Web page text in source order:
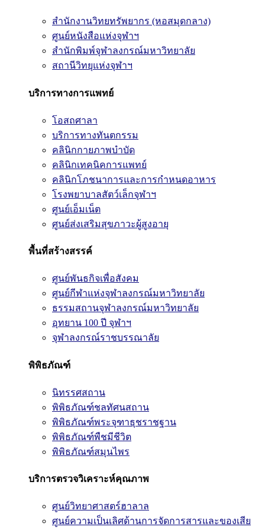
สำนักงานวิทยทรัพยากร (หอสมุดกลาง)
ศูนย์หนังสือแห่งจุฬาฯ
สำนักพิมพ์จุฬาลงกรณ์มหาวิทยาลัย
สถานีวิทยุแห่งจุฬาฯ
บริการทางการแพทย์
โอสถศาลา
บริการทางทันตกรรม
คลินิกกายภาพบำบัด
คลินิกเทคนิคการแพทย์
คลินิกโภชนาการและการกำหนดอาหาร
โรงพยาบาลสัตว์เล็กจุฬาฯ
ศูนย์เอ็มเน็ต
ศูนย์ส่งเสริมสุขภาวะผู้สูงอายุ
พื้นที่สร้างสรรค์
ศูนย์พันธกิจเพื่อสังคม
ศูนย์กีฬาแห่งจุฬาลงกรณ์มหาวิทยาลัย
ธรรมสถานจุฬาลงกรณ์มหาวิทยาลัย
อุทยาน 100 ปี จุฬาฯ
จุฬาลงกรณ์ราชบรรณาลัย
พิพิธภัณฑ์
นิทรรศสถาน
พิพิธภัณฑ์ชลทัศนสถาน
พิพิธภัณฑ์พระจุฑาธุชราชฐาน
พิพิธภัณฑ์พืชมีชีวิต
พิพิธภัณฑ์สมุนไพร
บริการตรวจวิเคราะห์คุณภาพ
ศูนย์วิทยาศาสตร์ฮาลาล
ศูนย์ความเป็นเลิศด้านการจัดการสารและของเสีย